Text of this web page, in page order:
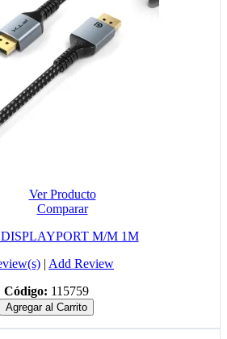
Ver Producto
Comparar
M/M 1M
| Add Review
Código: 115759
Agregar al Carrito